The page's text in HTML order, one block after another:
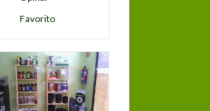
Favorito